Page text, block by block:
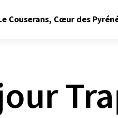
Couserans, Cœur des